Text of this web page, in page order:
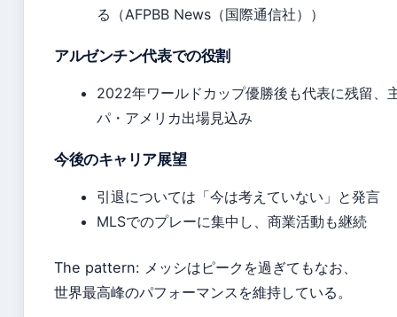
る（AFPBB News（国際通信社））
アルゼンチン代表での役割
2022年ワールドカップ優勝後も代表に残留、
パ・アメリカ出場見込み
今後のキャリア展望
引退については「今は考えていない」と発言
MLSでのプレーに集中し、商業活動も継続
The pattern: メッシはピークを過ぎてもなお、
世界最高峰のパフォーマンスを維持している。